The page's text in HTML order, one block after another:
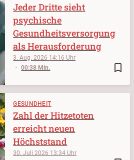
bookmark_border
3. Aug. 2026 14:16
00:38 Min.
Jeder Dritte sieht
psychische
Gesundheitsversorgung
als Herausforderung
GESUNDHEIT
30. Juli 2026 13:34
Zahl der Hitzetoten
erreicht neuen
Höchststand